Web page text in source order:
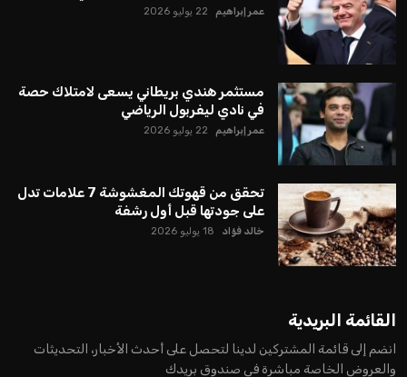
عمر إبراهيم 22 يوليو 2026
مستثمر هندي بريطاني يسعى لامتلاك حصة
في نادي ليفربول الرياضي
عمر إبراهيم 22 يوليو 2026
تحقق من قهوتك المغشوشة 7 علامات تدل
على جودتها قبل أول رشفة
خالد فؤاد 18 يوليو 2026
القائمة البريدية
انضم إلى قائمة المشتركين لدينا لتحصل على أحدث الأخبار، التحديثات
والعروض الخاصة مباشرة في صندوق بريدك